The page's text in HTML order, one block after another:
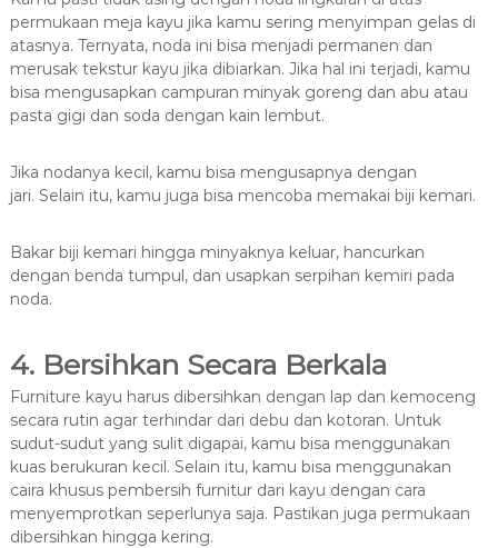
permukaan meja kayu jika kamu sering menyimpan gelas di
atasnya. Ternyata, noda ini bisa menjadi permanen dan
merusak tekstur kayu jika dibiarkan. Jika hal ini terjadi, kamu
bisa mengusapkan campuran minyak goreng dan abu atau
pasta gigi dan soda dengan kain lembut.
Jika nodanya kecil, kamu bisa mengusapnya dengan
jari. Selain itu, kamu juga bisa mencoba memakai biji kemari.
Bakar biji kemari hingga minyaknya keluar, hancurkan
dengan benda tumpul, dan usapkan serpihan kemiri pada
noda.
4. Bersihkan Secara Berkala
Furniture kayu harus dibersihkan dengan lap dan kemoceng
secara rutin agar terhindar dari debu dan kotoran. Untuk
sudut-sudut yang sulit digapai, kamu bisa menggunakan
kuas berukuran kecil. Selain itu, kamu bisa menggunakan
caira khusus pembersih furnitur dari kayu dengan cara
menyemprotkan seperlunya saja. Pastikan juga permukaan
dibersihkan hingga kering.